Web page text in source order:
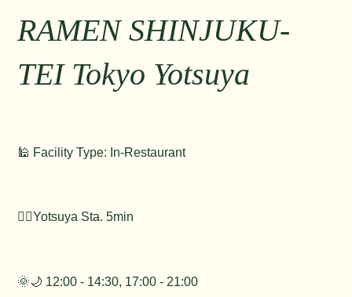
RAMEN SHINJUKU-
TEI Tokyo Yotsuya
🕌 Facility Type: In-Restaurant
🚶‍♂️Yotsuya Sta. 5min
🌞🌙 12:00 - 14:30, 17:00 - 21:00